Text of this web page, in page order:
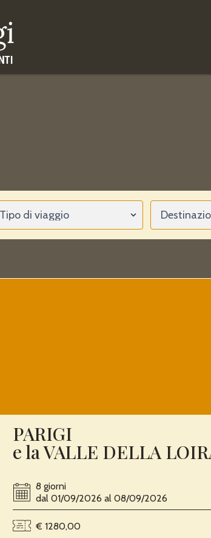
PARIGI
e la VALLE DELLA
8 giorni
dal 01/09/2026 al 08/09/2026
€ 1280,00